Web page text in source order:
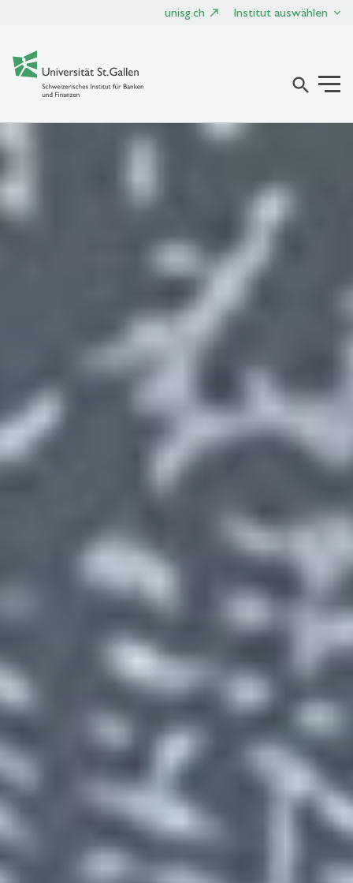
unisg.ch Institut auswählen
search